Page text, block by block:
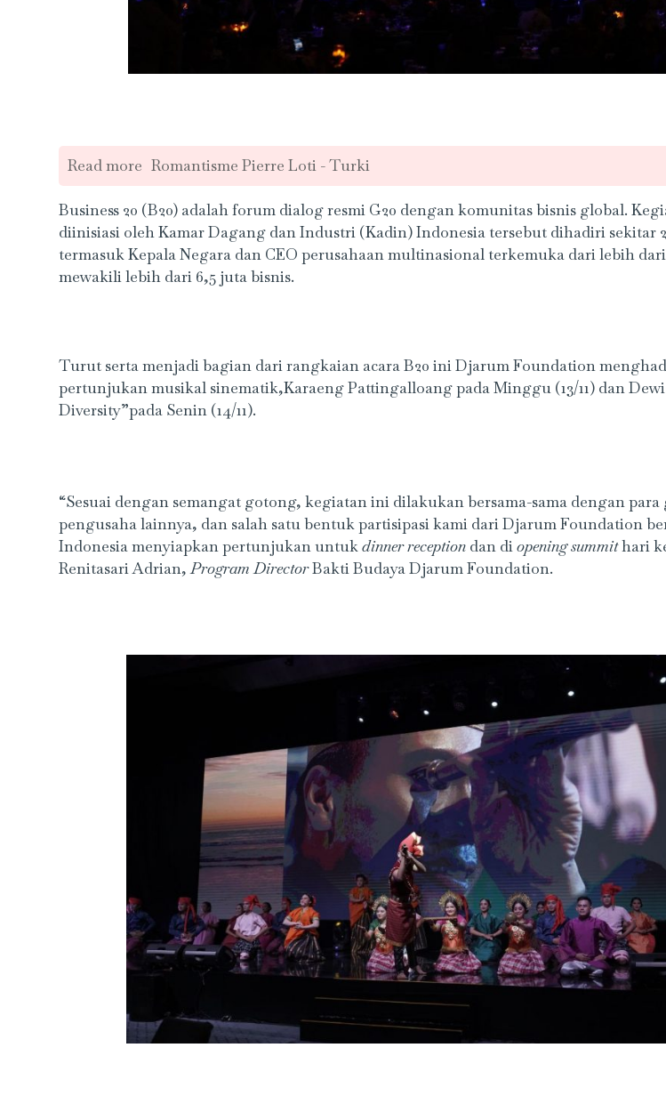
Read more Romantisme Pierre Loti - Turki
Business 20 (B20) adalah forum dialog resmi G20 dengan komunitas bisnis global.
diinisiasi oleh Kamar Dagang dan Industri (Kadin) Indonesia tersebut dihadiri sekitar
termasuk Kepala Negara dan CEO perusahaan multinasional terkemuka dari lebih
mewakili lebih dari 6,5 juta bisnis.
Turut serta menjadi bagian dari rangkaian acara B20 ini Djarum Foundation
pertunjukan musikal sinematik,Karaeng Pattingalloang pada Minggu (13/11) dan
Diversity”pada Senin (14/11).
“Sesuai dengan semangat gotong, kegiatan ini dilakukan bersama-sama dengan para
pengusaha lainnya, dan salah satu bentuk partisipasi kami dari Djarum Foundation
Indonesia menyiapkan pertunjukan untukdinner reception dan diopening summithari
Renitasari Adrian,Program DirectorBakti Budaya Djarum Foundation.